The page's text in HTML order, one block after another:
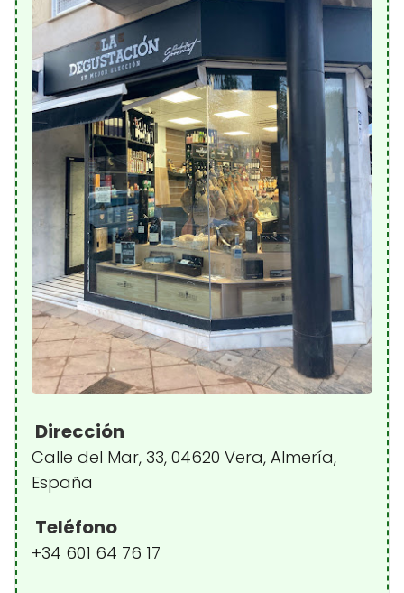
Dirección
Calle del Mar, 33, 04620 Vera, Almería,
España
Teléfono
+34 601 64 76 17